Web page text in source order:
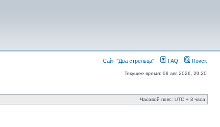
Сайт "Два стрельца" FAQ Поиск
Текущее время: 08 авг 2026, 20:20
Часовой пояс: UTC + 3 часа